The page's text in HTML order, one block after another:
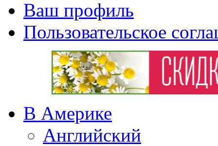
Ваш профиль
Пользовательское
В Америке
Английский